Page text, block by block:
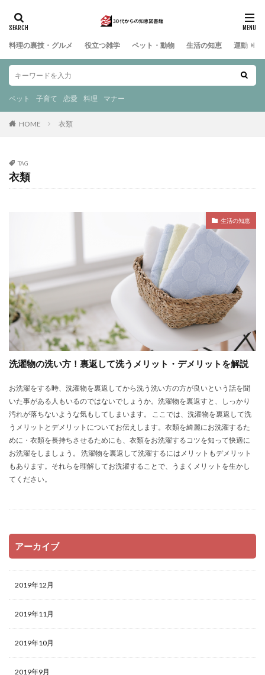
料理の裏技・グルメ 役立つ雑学 ペット・動物 生活の知恵 運動・ス
ペット 子育て 恋愛 料理 マナー
HOME 衣類
TAG
衣類
生活の知恵
洗濯物の洗い方！裏返して洗うメリット・デメリットを解説
お洗濯をする時、洗濯物を裏返してから洗う洗い方の方が良いという話を聞
いた事がある人もいるのではないでしょうか。洗濯物を裏返すと、しっかり
汚れが落ちないような気もしてしまいます。 ここでは、洗濯物を裏返して洗
うメリットとデメリットについてお伝えします。衣類を綺麗にお洗濯するた
めに・衣類を長持ちさせるためにも、衣類をお洗濯するコツを知って快適に
お洗濯をしましょう。 洗濯物を裏返して洗濯するにはメリットもデメリット
もあります。それらを理解してお洗濯することで、うまくメリットを生かし
てください。
アーカイブ
2019年12月
2019年11月
2019年10月
2019年9月